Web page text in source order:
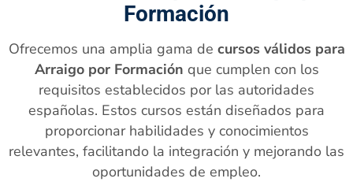
Formación
Ofrecemos una amplia gama de cursos válidos para
Arraigo por Formación que cumplen con los
requisitos establecidos por las autoridades
españolas. Estos cursos están diseñados para
proporcionar habilidades y conocimientos
relevantes, facilitando la integración y mejorando las
oportunidades de empleo.